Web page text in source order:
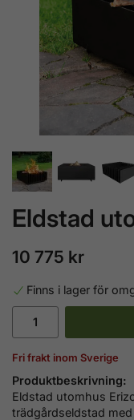
Eldstad
10 775 kr
Finns i lager för
Fri frakt inom Sverige
Produktbeskrivning:
Eldstad utomhus
trädgårdseldstad